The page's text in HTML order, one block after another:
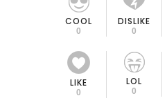
COOL
0
DISLIKE
0
LIKE
0
LOL
0